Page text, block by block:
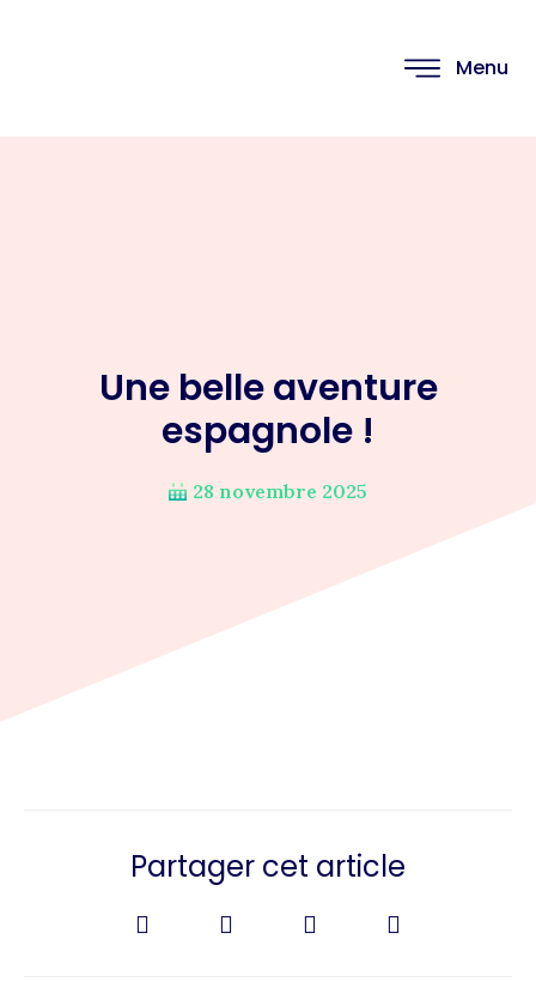
Menu
Une belle aventure
espagnole !
28 novembre 2025
Partager cet article